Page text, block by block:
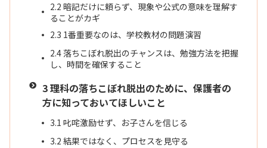
2.2 暗記だけに頼らず、現象や公式の意味を理解す
ることがカギ
2.3 1番重要なのは、学校教材の問題演習
2.4落ちこぼれ脱出のチャンスは、勉強方法を把握
し、時間を確保すること
3理科の落ちこぼれ脱出のために、保護者の
方に知っておいてほしいこと
3.1 叱咤激励せず、お子さんを信じる
3.2 結果ではなく、プロセスを見守る